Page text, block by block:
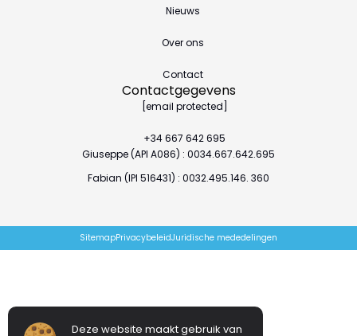
Contactgegevens
[email protected]
+34 667 642 695
Giuseppe (API A086) : 0034.667.642.695
Fabian (IPI 516431) : 0032.495.146. 360
Nieuws
Over ons
Contact
SitemapPrivacybeleidJuridische mededelingen
Deze website maakt gebruik van